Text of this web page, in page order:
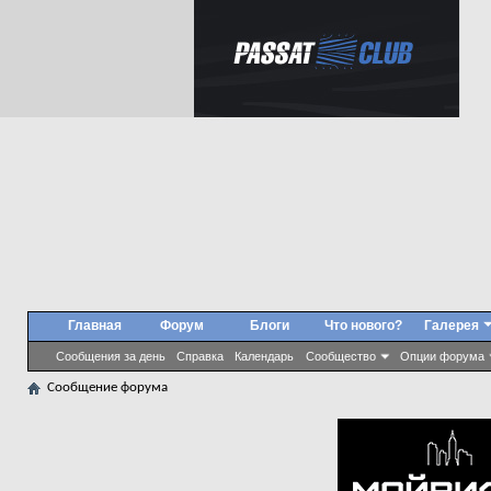
Главная Форум
Сообщения за день Справка Календарь Сообщество Опции форума
Блоги Что нового? Галерея
Сообщение форума